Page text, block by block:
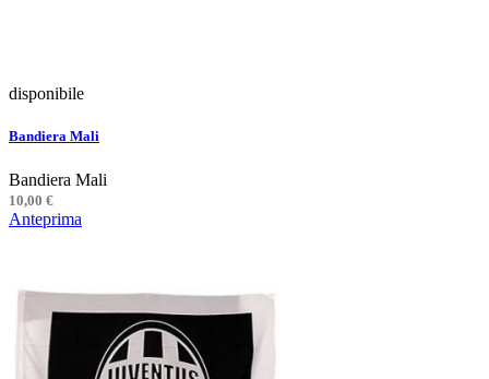
disponibile
Bandiera Mali
Bandiera Mali
10,00 €
Anteprima